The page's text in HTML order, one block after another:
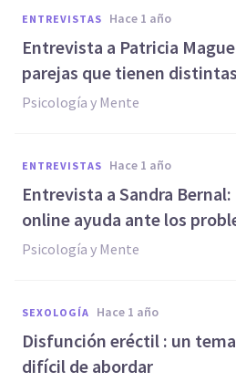
ENTREVISTAS hace 1 año
Entrevista a Patricia
parejas que tienen
Psicología y Mente
ENTREVISTAS hace 1 año
Entrevista a Sandra
online ayuda ante los
Psicología y Mente
SEXOLOGÍA hace 1 año
Disfunción eréctil : un
difícil de abordar